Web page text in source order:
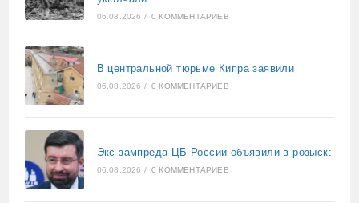
06.08.2026 / 0 КОММЕНТАРИЕВ
В центральной тюрьме Кипра заявили
06.08.2026 / 0 КОММЕНТАРИЕВ
Экс-зампреда ЦБ России объявили в розыск:
06.08.2026 / 0 КОММЕНТАРИЕВ